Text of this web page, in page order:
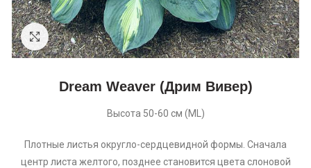
Увеличить
Dream Weaver (Дрим Вивер)
Высота 50-60 см (ML)
Плотные листья округло-сердцевидной формы. Сначала
центр листа желтого, позднее становится цвета слоновой